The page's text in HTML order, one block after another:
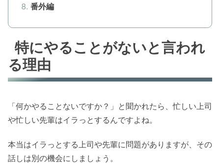
番外編
特にやることがないと言われ
る理由
「何かやることないですか？」と聞かれたら、忙しい上司
や忙しい先輩はイラっとするんですよね。
本当はイラっとする上司や先輩に問題がありますが、その
話しは別の機会にしましょう。